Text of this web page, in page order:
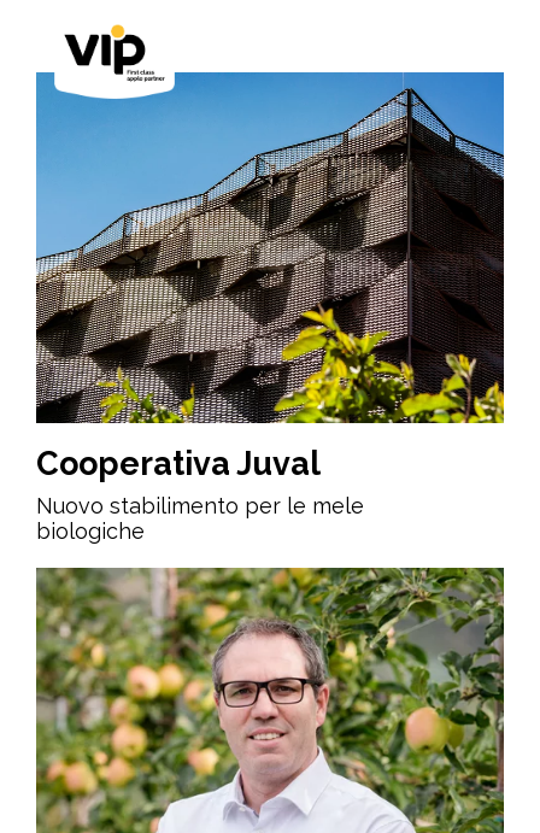
Cooperativa Juval
Nuovo stabilimento per le mele
biologiche